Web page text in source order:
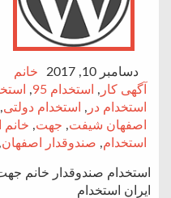
دسامبر 10, 2017
خانم
آگهی کار , استخدام 95 ,
استخدام در , استخدام دولتی,
اصفهان شیفت, جهت, خانم
استخدام, صندوقدار اصفهان,
استخدام صندوقدار خانم
ایران استخدام